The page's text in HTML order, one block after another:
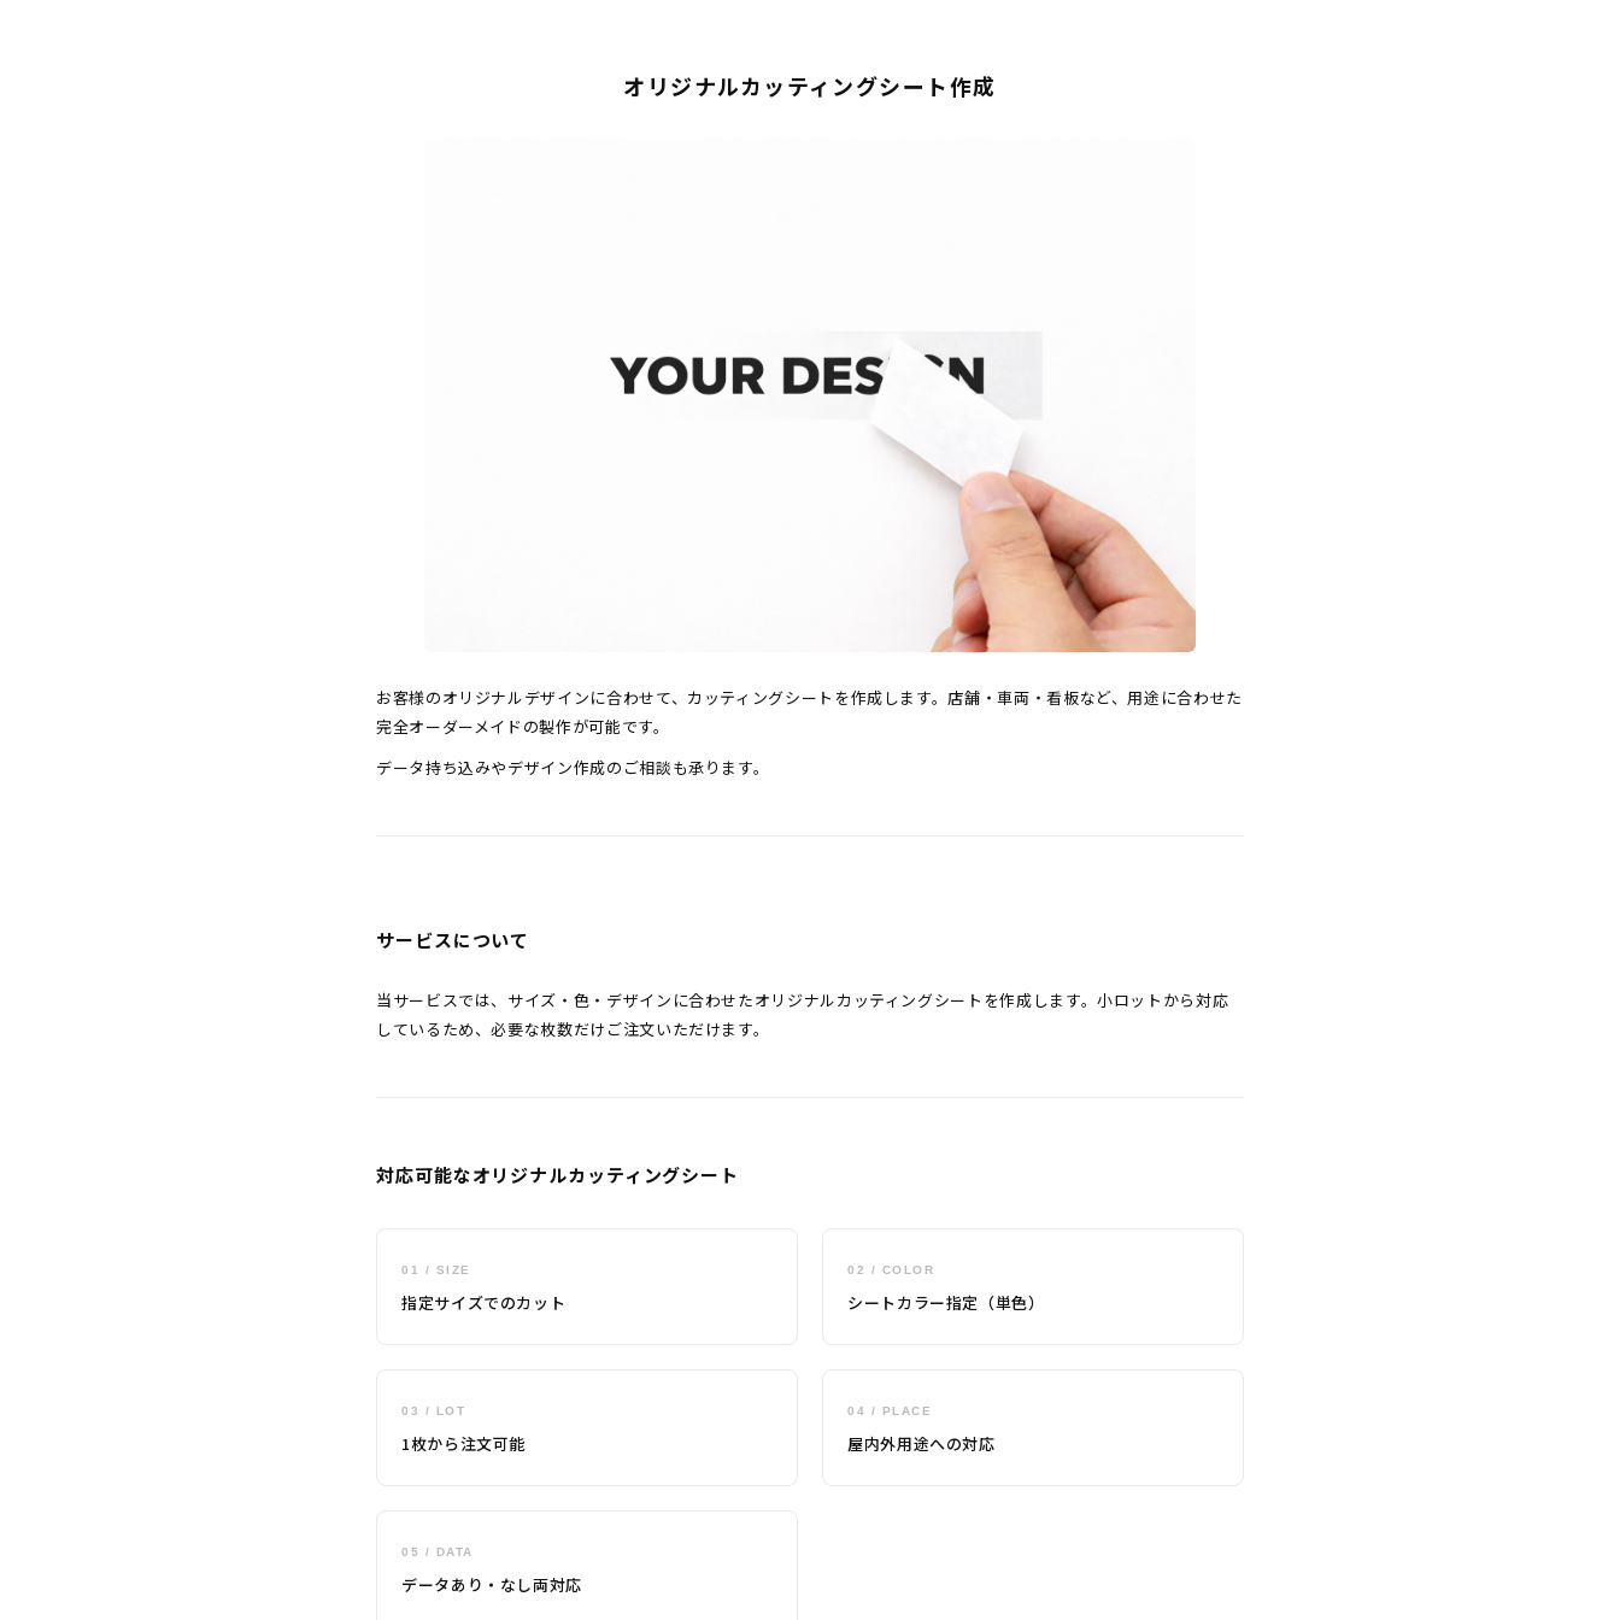
オリジナルカッティングシート作成
お客様のオリジナルデザインに合わせて、カッティングシートを作成します。店舗・車両・看板など、用途に合わせた
完全オーダーメイドの製作が可能です。
データ持ち込みやデザイン作成のご相談も承ります。
サービスについて
当サービスでは、サイズ・色・デザインに合わせたオリジナルカッティングシートを作成します。小ロットから対応
しているため、必要な枚数だけご注文いただけます。
対応可能なオリジナルカッティングシート
01 / SIZE
指定サイズでのカット
02 / COLOR
シートカラー指定（単色）
03 / LOT
1枚から注文可能
04 / PLACE
屋内外用途への対応
05 / DATA
データあり・なし両対応